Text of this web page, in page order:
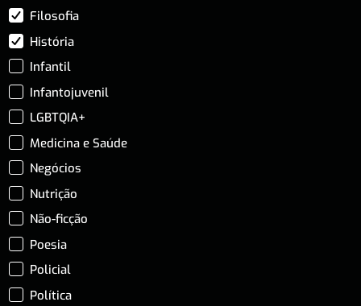
Filosofia
História
Infantil
Infantojuvenil
LGBTQIA+
Medicina e Saúde
Negócios
Nutrição
Não-ficção
Poesia
Policial
Política